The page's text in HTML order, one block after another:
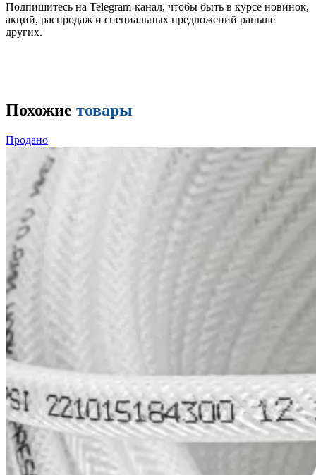
Подпишитесь на Telegram-канал, чтобы быть в курсе новинок,
акций, распродаж и специальных предложений раньше
других.
Похожие товары
Продано